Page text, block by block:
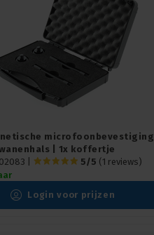
| 1x koffertje
5/5 (1 reviews)
Login voor prijzen